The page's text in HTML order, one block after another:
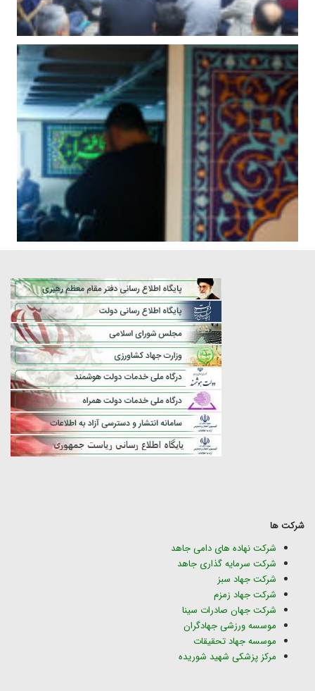
شرکت ها
شرکت نهاده های دامی جاهد
شرکت سرمایه گذاری جاهد
شرکت جهاد سبز
شرکت جهاد زمزم
شرکت جهان صادرات سینا
موسسه ورزشی جهادگران
موسسه جهاد تحقیقات
مرکز پزشکی شهید شوریده